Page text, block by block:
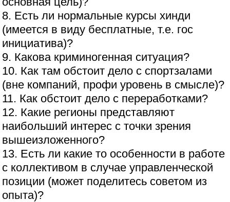
8. Есть ли нормальные курсы хинди
(имеется в виду бесплатные, т.е. гос
инициатива)?
9. Какова криминогенная ситуация?
10. Как там обстоит дело с спортзалами
(вне компаний, профи уровень в смысле)?
11. Как обстоит дело с переработками?
12. Какие регионы представляют
наибольший интерес с точки зрения
вышеизложенного?
13. Есть ли какие то особенности в работе
с коллективом в случае управленческой
позиции (может поделитесь советом из
опыта)?